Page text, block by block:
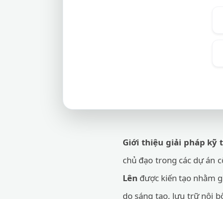
Giới thiệu giải pháp kỹ
chủ đạo trong các dự án
Lên được kiến tạo nhằm
do sáng tạo, lưu trữ nội